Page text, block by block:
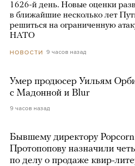
1626-й день. Новые оценки
в ближайшие несколько лет
решиться на ограниченную
НАТО
НОВОСТИ 9 часов назад
Умер продюсер Уильям
с Мадонной и Blur
9 часов назад
Бывшему директору
Протопопову назначили
по делу о продаже квир-